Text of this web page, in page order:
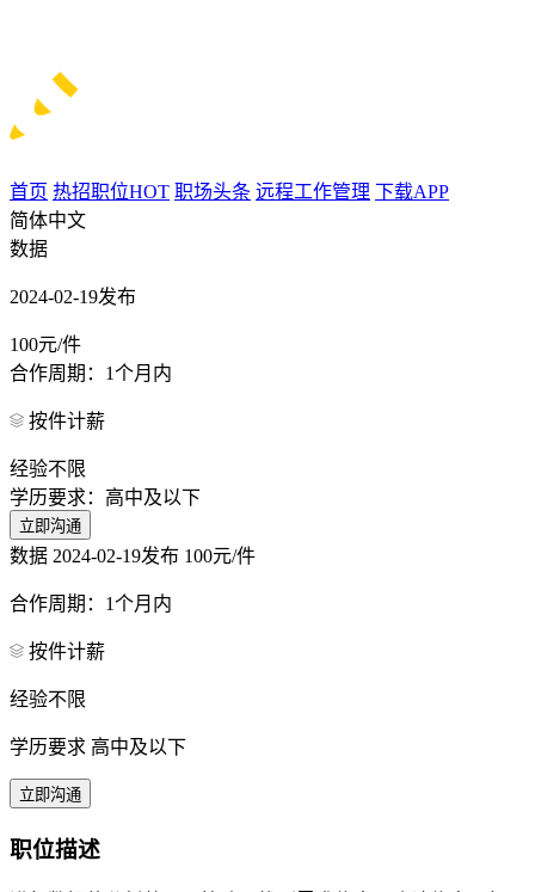
首页 热招职位HOT 职场头条 远程工作管理 下载APP
简体中文
数据
2024-02-19发布
100元/件
合作周期：1个月内
按件计薪
经验不限
学历要求：高中及以下
立即沟通
数据 2024-02-19发布 100元/件
合作周期：1个月内
按件计薪
经验不限
学历要求 高中及以下
立即沟通
职位描述